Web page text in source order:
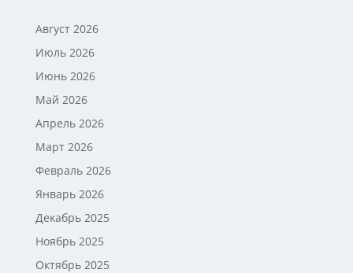
Август 2026
Июль 2026
Июнь 2026
Май 2026
Апрель 2026
Март 2026
Февраль 2026
Январь 2026
Декабрь 2025
Ноябрь 2025
Октябрь 2025